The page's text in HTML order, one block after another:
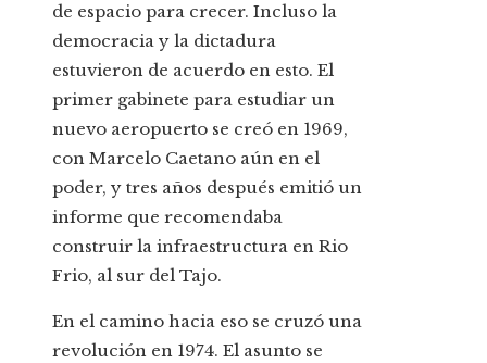
de espacio para crecer. Incluso la
democracia y la dictadura
estuvieron de acuerdo en esto. El
primer gabinete para estudiar un
nuevo aeropuerto se creó en 1969,
con Marcelo Caetano aún en el
poder, y tres años después emitió un
informe que recomendaba
construir la infraestructura en Rio
Frio, al sur del Tajo.
En el camino hacia eso se cruzó una
revolución en 1974. El asunto se